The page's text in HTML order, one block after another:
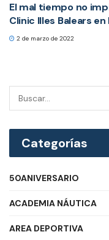
El mal tiempo no
Clinic Illes Balears
2 de marzo de 2022
Categorías
50ANIVERSARIO
ACADEMIA NÁUTICA
AREA DEPORTIVA